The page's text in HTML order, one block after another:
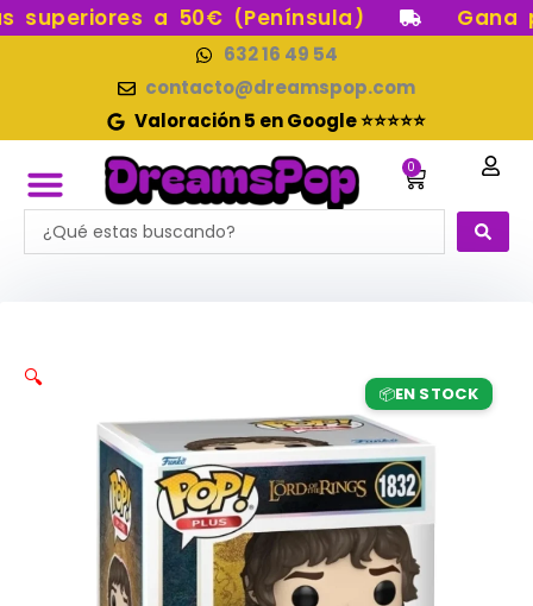
Ir
a 50€ (Península) Gana
632 16 49 54
contacto@dreamspop.com
Valoración 5 en Google ⭐⭐⭐⭐⭐
0
Carrito
Search
...
📦EN STOCK
🔍